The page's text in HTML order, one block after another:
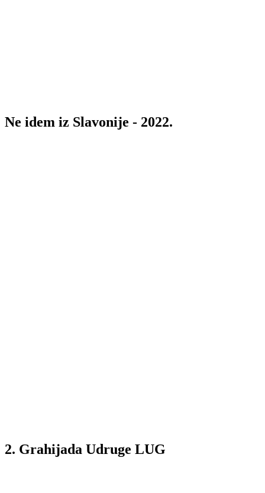
Ne idem iz Slavonije - 2022.
2. Grahijada Udruge LUG